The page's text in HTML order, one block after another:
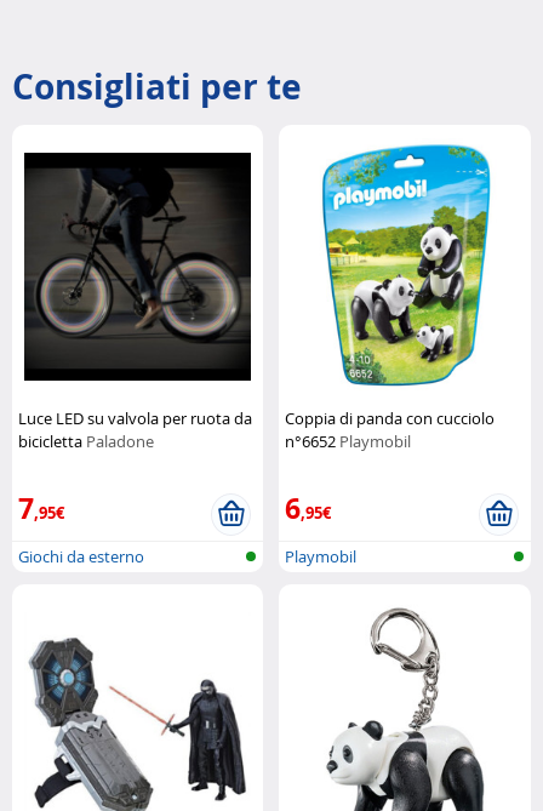
Consigliati per te
Luce LED su valvola per ruota da
bicicletta Paladone
7,95€
Giochi da esterno
Coppia di panda con cucciolo
n°6652 Playmobil
6,95€
Playmobil